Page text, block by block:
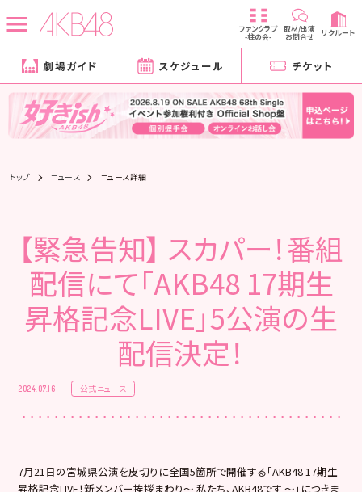
ファンクラブ
-柱の会-
取材/出演
お問合せ リクルート
劇場ガイド スケジュール チケット
トップ ニュース ニュース詳細
【緊急告知】 スカパー！番組
配信にて「AKB48 17期生
昇格記念LIVE」5公演の生
配信決定！
2024.07.16 公式ニュース
7月21日の宮城県公演を皮切りに全国5箇所で開催する「AKB48 17期生
昇格記念LIVE！新メンバー挨拶まわり〜 私たち、AKB48です 〜」につきま